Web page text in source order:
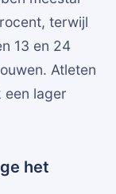
terwijl
13 en 24
Atleten
een lager
het